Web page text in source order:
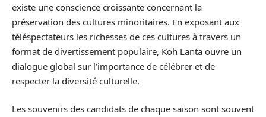
existe une conscience croissante concernant la
préservation des cultures minoritaires. En exposant aux
téléspectateurs les richesses de ces cultures à travers un
format de divertissement populaire, Koh Lanta ouvre un
dialogue global sur l’importance de célébrer et de
respecter la diversité culturelle.
Les souvenirs des candidats de chaque saison sont souvent